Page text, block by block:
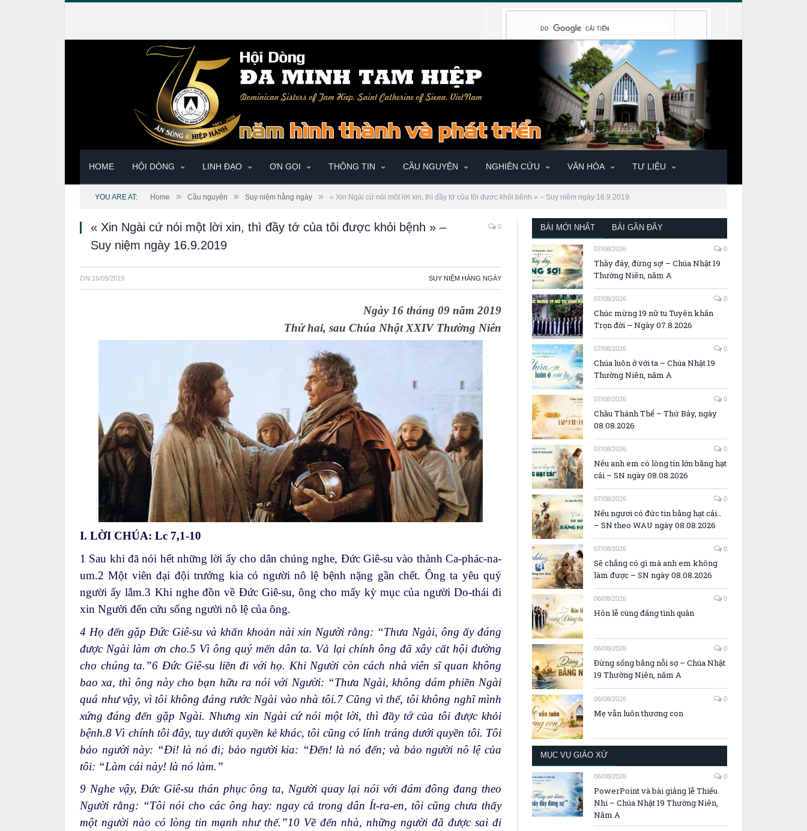
HOME HỘI DÒNG LINH ĐẠO ƠN GỌI THÔNG TIN CẦU NGUYỆN NGHIÊN CỨU VĂN HÓA TƯ LIỆU
YOU ARE AT: Home » Cầu nguyện » Suy niệm hằng ngày » « Xin Ngài cứ nói một lời xin, thì đầy tớ của tôi được khỏi bệnh » – Suy niệm ngày 16.9.2019
« Xin Ngài cứ nói một lời xin, thì đầy tớ của tôi được khỏi bệnh » –
Suy niệm ngày 16.9.2019
0
ON 16/09/2019 SUY NIỆM HẰNG NGÀY
Ngày 16 tháng 09 năm 2019
Thứ hai, sau Chúa Nhật XXIV Thường Niên
I. LỜI CHÚA: Lc 7,1-10
1 Sau khi đã nói hết những lời ấy cho dân chúng nghe, Đức Giê-su vào thành Ca-phác-na-
um.2 Một viên đại đội trưởng kia có người nô lệ bệnh nặng gần chết. Ông ta yêu quý
người ấy lắm.3 Khi nghe đồn về Đức Giê-su, ông cho mấy kỳ mục của người Do-thái đi
xin Người đến cứu sống người nô lệ của ông.
4 Họ đến gặp Đức Giê-su và khẩn khoản nài xin Người rằng: “Thưa Ngài, ông ấy đáng
được Ngài làm ơn cho.5 Vì ông quý mến dân ta. Vả lại chính ông đã xây cất hội đường
cho chúng ta.”6 Đức Giê-su liền đi với họ. Khi Người còn cách nhà viên sĩ quan không
bao xa, thì ông này cho bạn hữu ra nói với Người: “Thưa Ngài, không dám phiền Ngài
quá như vậy, vì tôi không đáng rước Ngài vào nhà tôi.7Cũng vì thế, tôi không nghĩ mình
xứng đáng đến gặp Ngài. Nhưng xin Ngài cứ nói một lời, thì đầy tớ của tôi được khỏi
bệnh.8 Vì chính tôi đây, tuy dưới quyền kẻ khác, tôi cũng có lính tráng dưới quyền tôi. Tôi
bảo người này: “Đi! là nó đi; bảo người kia: “Đến! là nó đến; và bảo người nô lệ của
tôi: “Làm cái này! là nó làm.”
9 Nghe vậy, Đức Giê-su thán phục ông ta, Người quay lại nói với đám đông đang theo
Người rằng: “Tôi nói cho các ông hay: ngay cả trong dân Ít-ra-en, tôi cũng chưa thấy
một người nào có lòng tin mạnh như thế.”10 Về đến nhà, những người đã được sai đi
BÀI MỚI NHẤT BÀI GẦN ĐÂY
07/08/2026 0
Thầy đây, đừng sợ! – Chúa Nhật 19
Thường Niên, năm A
07/08/2026 0
Chúc mừng 19 nữ tu Tuyên khấn
Trọn đời – Ngày 07.8.2026
07/08/2026 0
Chúa luôn ở với ta – Chúa Nhật 19
Thường Niên, năm A
07/08/2026 0
Chầu Thánh Thể – Thứ Bảy, ngày
08.08.2026
07/08/2026 0
Nếu anh em có lòng tin lớn bằng hạt
cải – SN ngày 08.08.2026
07/08/2026 0
Nếu ngươi có đức tin bằng hạt cải…
– SN theo WAU ngày 08.08.2026
07/08/2026 0
Sẽ chẳng có gì mà anh em không
làm được – SN ngày 08.08.2026
06/08/2026 0
Hôn lễ cùng đấng tình quân
06/08/2026 0
Đừng sống bằng nỗi sợ – Chúa Nhật
19 Thường Niên, năm A
06/08/2026 0
Mẹ vẫn luôn thương con
MỤC VỤ GIÁO XỨ
06/08/2026 0
PowerPoint và bài giảng lễ Thiếu
Nhi – Chúa Nhật 19 Thường Niên,
Năm A